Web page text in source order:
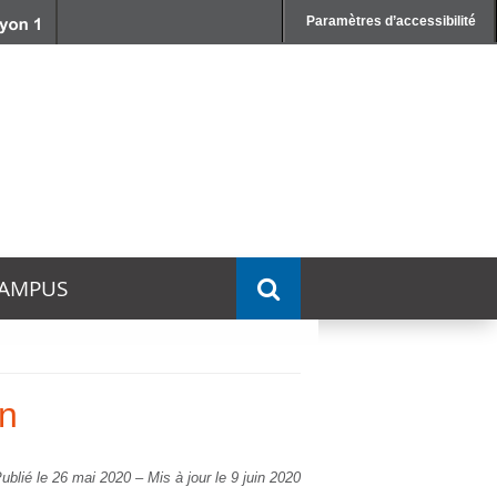
Paramètres d’accessibilité
le 26 mai 2020 – Mis à jour le 9 juin 2020